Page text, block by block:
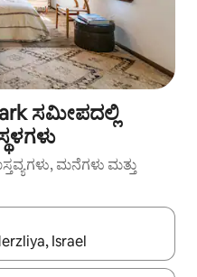
ಸಮೀಪದಲ್ಲಿ
ಮನೆಗಳು ಮತ್ತು
ಡೌನ್ ಬಾಣದ ಕೀಲಿಗಳೊಂದಿಗೆ